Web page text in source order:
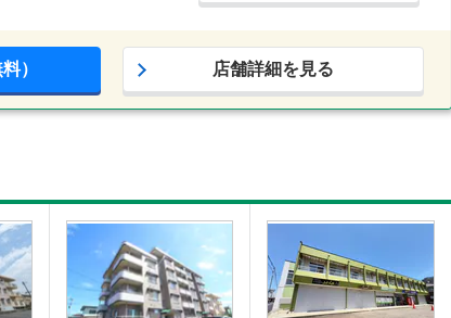
） 店舗詳細を見る